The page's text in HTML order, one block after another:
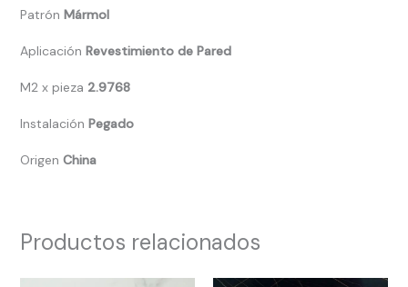
Patrón Mármol
Aplicación Revestimiento de Pared
M2 x pieza 2.9768
Instalación Pegado
Origen China
Productos relacionados